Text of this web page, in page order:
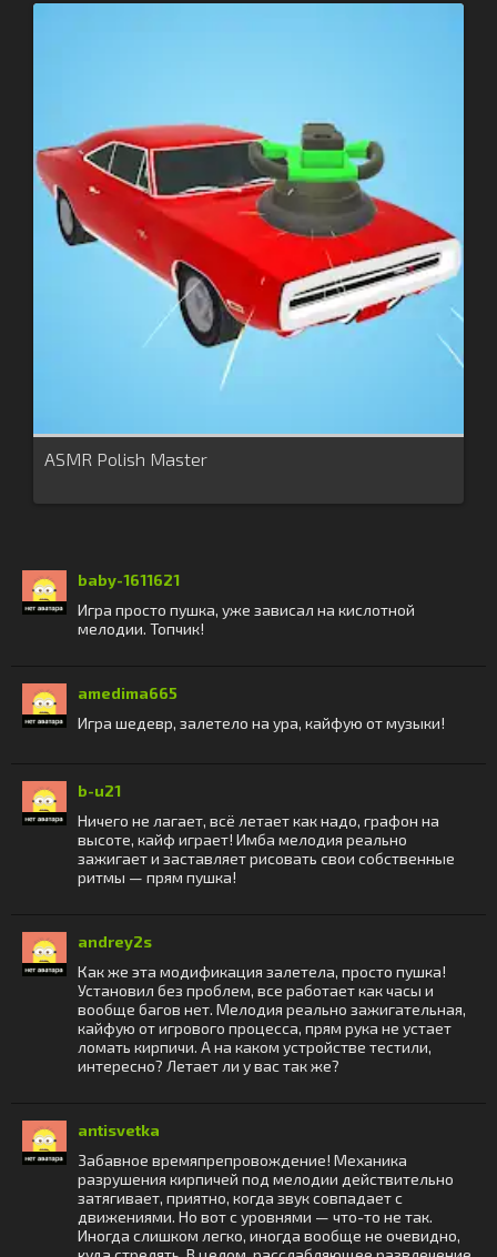
ASMR Polish Master
baby-1611621
Игра просто пушка, уже зависал на кислотной
мелодии. Топчик!
amedima665
Игра шедевр, залетело на ура, кайфую от музыки!
b-u21
Ничего не лагает, всё летает как надо, графон на
высоте, кайф играет! Имба мелодия реально
зажигает и заставляет рисовать свои собственные
ритмы — прям пушка!
andrey2s
Как же эта модификация залетела, просто пушка!
Установил без проблем, все работает как часы и
вообще багов нет. Мелодия реально зажигательная,
кайфую от игрового процесса, прям рука не устает
ломать кирпичи. А на каком устройстве тестили,
интересно? Летает ли у вас так же?
antisvetka
Забавное времяпрепровождение! Механика
разрушения кирпичей под мелодии действительно
затягивает, приятно, когда звук совпадает с
движениями. Но вот с уровнями — что-то не так.
Иногда слишком легко, иногда вообще не очевидно,